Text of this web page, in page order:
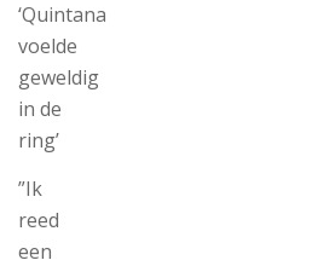
‘Quintana
voelde
geweldig
in de
ring’
”Ik
reed
een